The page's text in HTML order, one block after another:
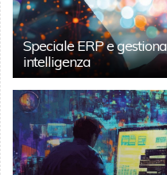
Speciale ERP e
intelligenza